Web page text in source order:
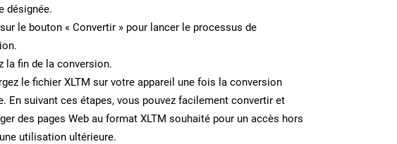
désignée.
le bouton « Convertir » pour lancer le processus de
la fin de la conversion.
le fichier XLTM sur votre appareil une fois la conversion
En suivant ces étapes, vous pouvez facilement convertir et
des pages Web au format XLTM souhaité pour un accès hors
utilisation ultérieure.